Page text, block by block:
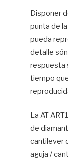
Disponer
punta de
pueda
detalle
respuesta
tiempo
La AT-
de
cantilever
aguja /